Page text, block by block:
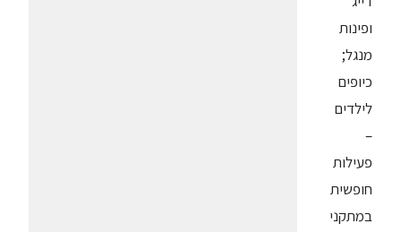
ופינות
מנגל;
כיופים
לילדים
–
פעילות
חופשית
במתקני